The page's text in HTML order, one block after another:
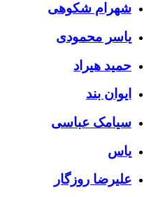
شهرام شکوهی
یاسر محمودی
حمید هیراد
ایوان بند
سیامک عباسی
یاس
علیرضا روزگار